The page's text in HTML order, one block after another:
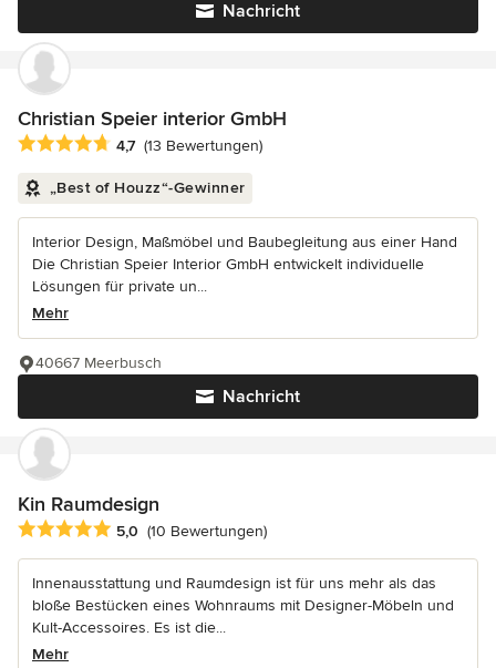
Nachricht
Christian Speier interior GmbH
Durchschnittliche Bewertung: 4.7 von 5 Sternen
4,7 (13 Bewertungen)
„Best of Houzz“-Gewinner
Interior Design, Maßmöbel und Baubegleitung aus einer Hand
Die Christian Speier Interior GmbH entwickelt individuelle
Lösungen für private un...
Mehr
Nachricht
40667 Meerbusch
Kin Raumdesign
Durchschnittliche Bewertung: 5 von 5 Sternen
5,0 (10 Bewertungen)
Innenausstattung und Raumdesign ist für uns mehr als das
bloße Bestücken eines Wohnraums mit Designer-Möbeln und
Kult-Accessoires. Es ist die...
Mehr